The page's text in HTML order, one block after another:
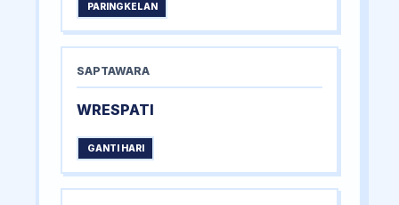
PARINGKELAN
SAPTAWARA
WRESPATI
GANTI HARI